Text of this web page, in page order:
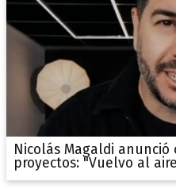
Nicolás Magaldi anunció
proyectos: "Vuelvo al